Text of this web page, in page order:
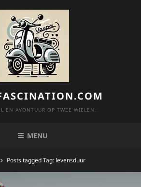
EN AVONTUUR OP TWEE WIELEN.
MENU
Posts taggedTag: levensduur